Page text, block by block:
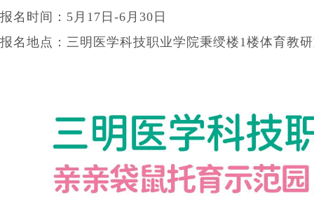
报名时间：5月17日-6月30日
报名地点：三明医学科技职业学院秉绶楼1楼体育教